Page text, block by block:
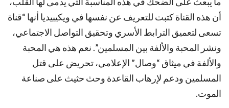
أن هذه القناة كتبت للتعريف عن نفسها في ويكيبيديا أنها “قناة
تسعى لتعميق الترابط الأسري وتحقيق التواصل الاجتماعي،
ونشر المحبة والألفة بين المسلمين”. نعم هذه هي المحبة
والألفة في ميثاق “وصال” الإعلامي، تحريض على قتل
المسلمين ودعم لإرهاب القاعدة وحث حثيث على صناعة
الموت.